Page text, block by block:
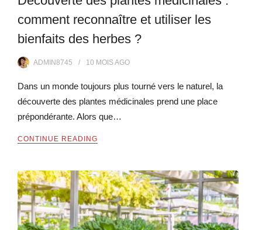
comment reconnaître et utiliser les
bienfaits des herbes ?
ADMIN8745 10 MOISAGO
Dans un monde toujours plus tourné vers le naturel, la
découverte des plantes médicinales prend une place
prépondérante. Alors que…
CONTINUE READING